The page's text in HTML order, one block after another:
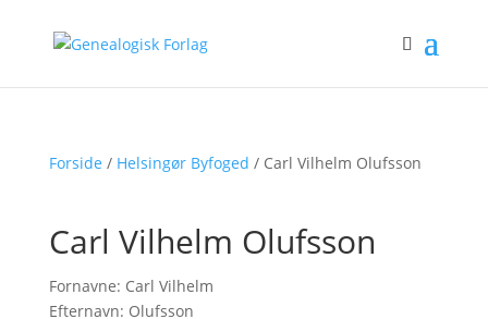
Forside / Helsingør Byfoged / Carl Vilhelm Olufsson
Carl Vilhelm Olufsson
Fornavne: Carl Vilhelm
Efternavn: Olufsson